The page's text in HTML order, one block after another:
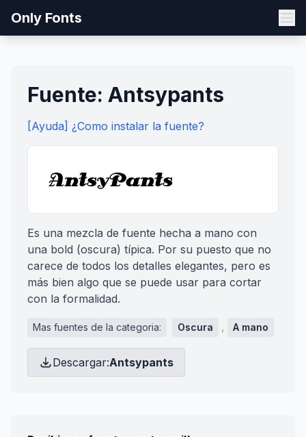
Only Fonts
Fuente: Antsypants
[Ayuda] ¿Como instalar la fuente?
Es una mezcla de fuente hecha a mano con
una bold (oscura) típica. Por su puesto que no
carece de todos los detalles elegantes, pero es
más bien algo que se puede usar para cortar
con la formalidad.
Mas fuentes de la categoria: Oscura , A mano
Descargar:Antsypants